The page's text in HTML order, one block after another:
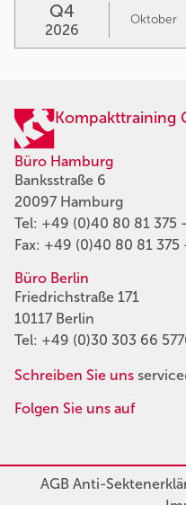
Q4
2026
Oktober
Kompakttraining
Büro Hamburg
Banksstraße 6
20097 Hamburg
Tel: +49 (0)40 80 81 375
Fax: +49 (0)40 80 81 375
Büro Berlin
Friedrichstraße 171
10117 Berlin
Tel: +49 (0)30 303 66
Schreiben Sie uns
Folgen Sie uns auf
AGBAnti-